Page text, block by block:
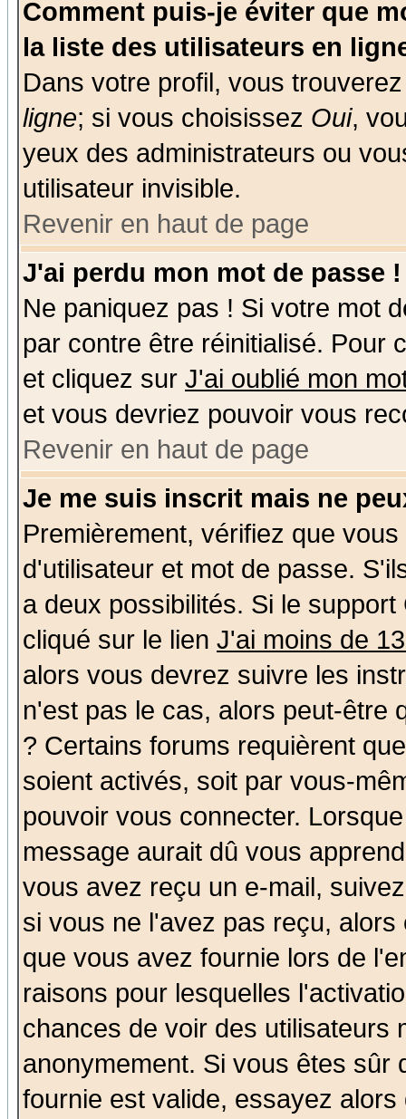
Comment puis-je éviter que
la liste des utilisateurs en
Dans votre profil, vous
ligne; si vous choisissez Oui,
yeux des administrateurs ou
utilisateur invisible.
Revenir en haut de page
J'ai perdu mon mot de passe !
Ne paniquez pas ! Si votre mot
par contre être réinitialisé. Pour
et cliquez sur J'ai oublié mon
et vous devriez pouvoir vous
Revenir en haut de page
Je me suis inscrit mais ne
Premièrement, vérifiez que
d'utilisateur et mot de passe.
a deux possibilités. Si le
cliqué sur le lien J'ai moins de
alors vous devrez suivre les
n'est pas le cas, alors peut-être
? Certains forums requièrent
soient activés, soit par vous-
pouvoir vous connecter.
message aurait dû vous
vous avez reçu un e-mail,
si vous ne l'avez pas reçu,
que vous avez fournie lors de
raisons pour lesquelles
chances de voir des utilisateurs
anonymement. Si vous êtes sûr
fournie est valide, essayez